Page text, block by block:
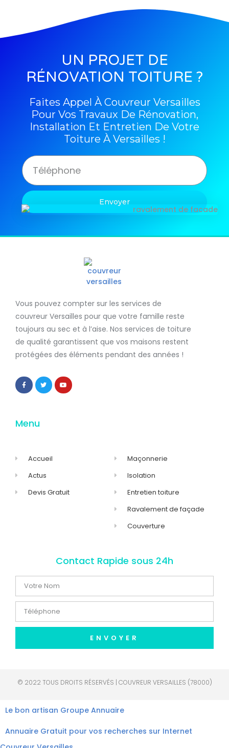
UN PROJET DE
RÉNOVATION TOITURE ?
Faites Appel À Couvreur Versailles
Pour Vos Travaux De Rénovation,
Installation Et Entretien De Votre
Toiture À Versailles !
Envoyer
Vous pouvez compter sur les services de
couvreur Versailles pour que votre famille reste
toujours au sec et à l’aise. Nos services de toiture
de qualité garantissent que vos maisons restent
protégées des éléments pendant des années !
Menu
Accueil
Actus
Devis Gratuit
Maçonnerie
Isolation
Entretien toiture
Ravalement de façade
Couverture
Contact Rapide sous 24h
ENVOYER
© 2022 TOUS DROITS RÉSERVÉS | COUVREUR VERSAILLES (78000)
Le bon artisan Groupe Annuaire
Annuaire Gratuit pour vos recherches sur Internet